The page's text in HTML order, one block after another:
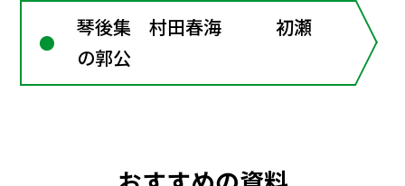
琴後集 村田春海 初瀬
の郭公